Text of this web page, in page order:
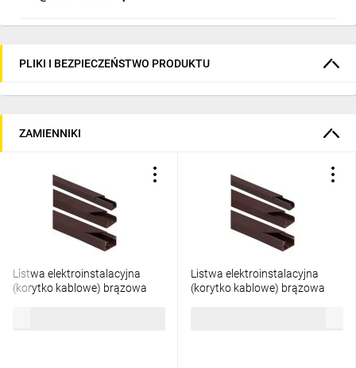
PLIKI I BEZPIECZEŃSTWO PRODUKTU
ZAMIENNIKI
Listwa elektroinstalacyjna
(korytko kablowe) brązowa
Listwa elektroinstalacyjna
(korytko kablowe) brązowa